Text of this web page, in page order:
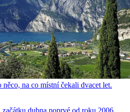
něco, na co místní čekali dvacet let.
dubna poprvé od roku 2006